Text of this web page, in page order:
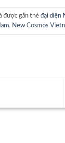
được gắn thẻđại diện
, New Cosmos